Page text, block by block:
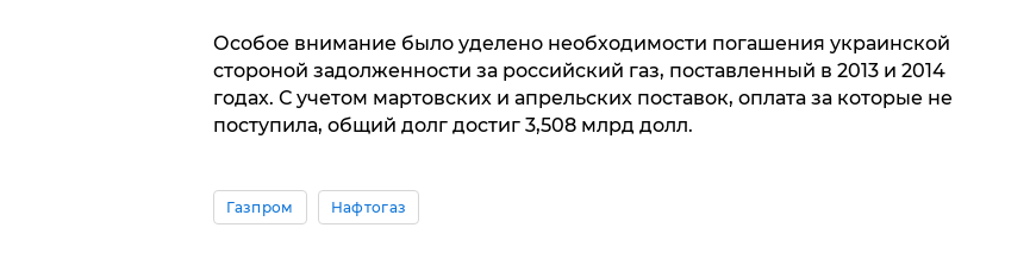
Особое внимание было уделено необходимости погашения украинской
стороной задолженности за российский газ, поставленный в 2013 и 2014
годах. С учетом мартовских и апрельских поставок, оплата за которые не
поступила, общий долг достиг 3,508 млрд долл.
Газпром Нафтогаз